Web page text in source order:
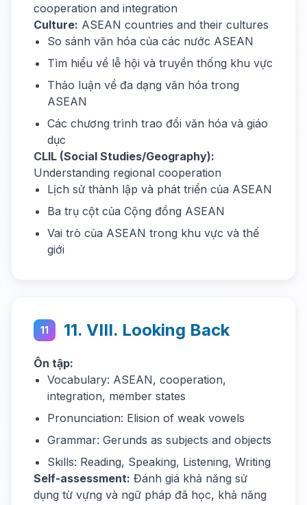
cooperation and integration
Culture: ASEAN countries and their cultures
So sánh văn hóa của các nước ASEAN
Tìm hiểu về lễ hội và truyền thống khu vực
Thảo luận về đa dạng văn hóa trong
ASEAN
Các chương trình trao đổi văn hóa và giáo
dục
CLIL (Social Studies/Geography):
Understanding regional cooperation
Lịch sử thành lập và phát triển của ASEAN
Ba trụ cột của Cộng đồng ASEAN
Vai trò của ASEAN trong khu vực và thế
giới
11 11. VIII. Looking Back
Ôn tập:
Vocabulary: ASEAN, cooperation,
integration, member states
Pronunciation: Elision of weak vowels
Grammar: Gerunds as subjects and objects
Skills: Reading, Speaking, Listening, Writing
Self-assessment: Đánh giá khả năng sử
dụng từ vựng và ngữ pháp đã học, khả năng